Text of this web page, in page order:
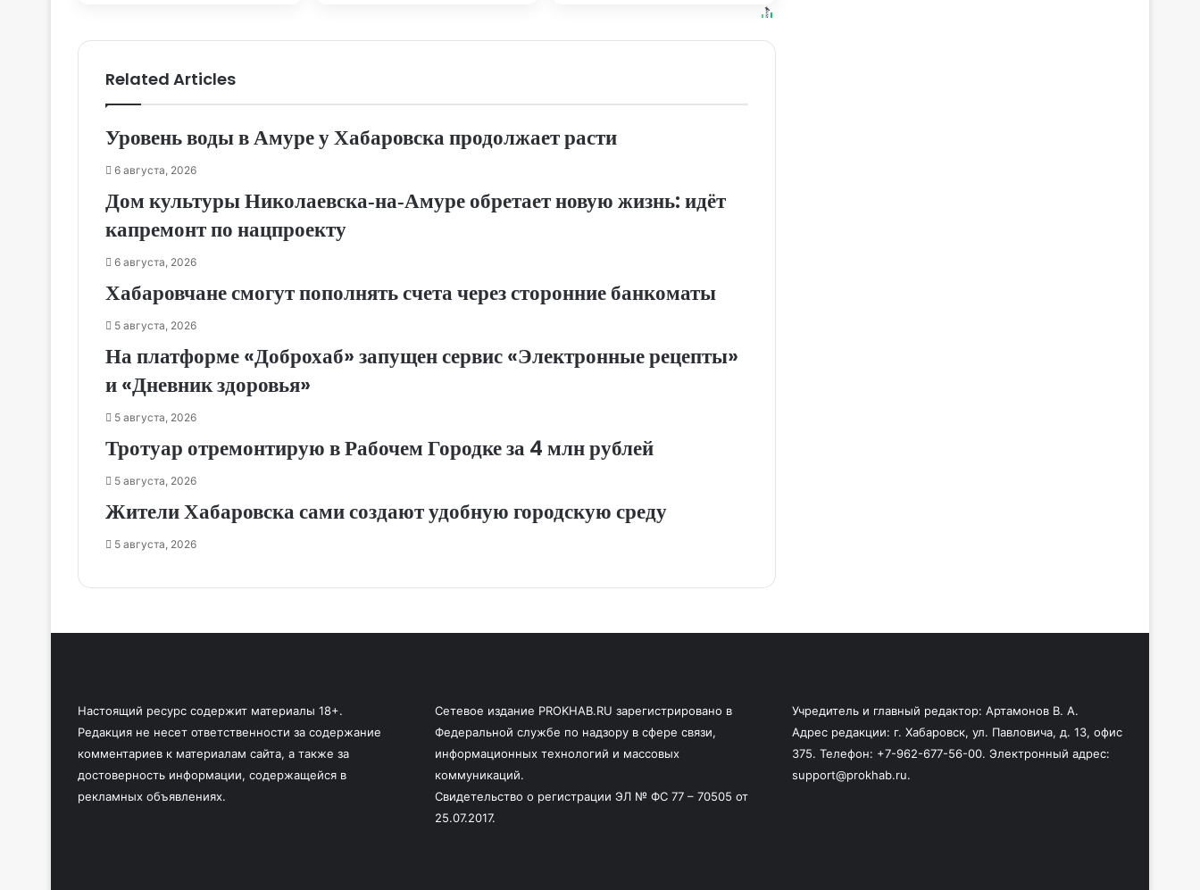
Related Articles
Уровень воды в Амуре у Хабаровска продолжает расти
6 августа, 2026
Дом культуры Николаевска‑на‑Амуре обретает новую жизнь: идёт
капремонт по нацпроекту
6 августа, 2026
Хабаровчане смогут пополнять счета через сторонние банкоматы
5 августа, 2026
На платформе «Доброхаб» запущен сервис «Электронные рецепты»
и «Дневник здоровья»
5 августа, 2026
Тротуар отремонтирую в Рабочем Городке за 4 млн рублей
5 августа, 2026
Жители Хабаровска сами создают удобную городскую среду
5 августа, 2026
Настоящий ресурс содержит материалы 18+.
Редакция не несет ответственности за содержание
комментариев к материалам сайта, а также за
достоверность информации, содержащейся в
рекламных объявлениях.
Сетевое издание PROKHAB.RU зарегистрировано в
Федеральной службе по надзору в сфере связи,
информационных технологий и массовых
коммуникаций.
Свидетельство о регистрации ЭЛ № ФС 77 – 70505 от
25.07.2017.
Учредитель и главный редактор: Артамонов В. А.
Адрес редакции: г. Хабаровск, ул. Павловича, д. 13, офис
375. Телефон: +7-962-677-56-00. Электронный адрес:
support@prokhab.ru.